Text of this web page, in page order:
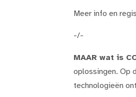
Meer info en
-/-
MAAR wat is
oplossingen. Op
technologieën